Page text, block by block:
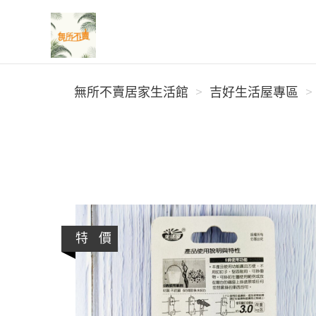
無所不賣居家生活館
無所不賣居家生活館
吉好生活屋專區
特 價